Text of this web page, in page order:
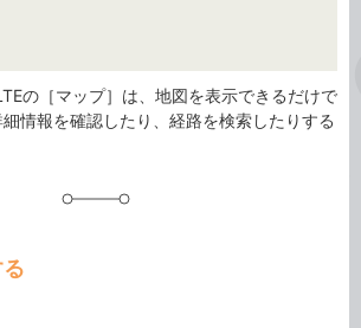
の［マップ］は、地図を表示できるだけで
情報を確認したり、経路を検索したりする